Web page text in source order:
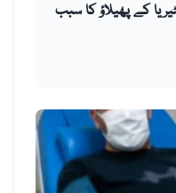
کے پھیلاؤ کا سبب